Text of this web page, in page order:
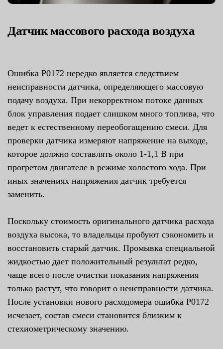
Датчик массового расхода воздуха
Ошибка P0172 нередко является следствием
неисправности датчика, определяющего массовую
подачу воздуха. При некорректном потоке данных
блок управления подает слишком много топлива, что
ведет к естественному переобогащению смеси. Для
проверки датчика измеряют напряжение на выходе,
которое должно составлять около 1-1,1 В при
прогретом двигателе в режиме холостого хода. При
иных значениях напряжения датчик требуется
заменить.
Поскольку стоимость оригинального датчика расхода
воздуха высока, то владельцы пробуют сэкономить и
восстановить старый датчик. Промывка специальной
жидкостью дает положительный результат редко,
чаще всего после очистки показания напряжения
только растут, что говорит о неисправности датчика.
После установки нового расходомера ошибка P0172
исчезает, состав смеси становится близким к
стехиометрическому значению.